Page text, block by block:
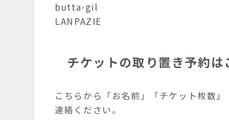
butta-gil
LANPAZIE
チケットの取り置き予約は
こちらから「お名前」「チケット枚数
連絡ください。